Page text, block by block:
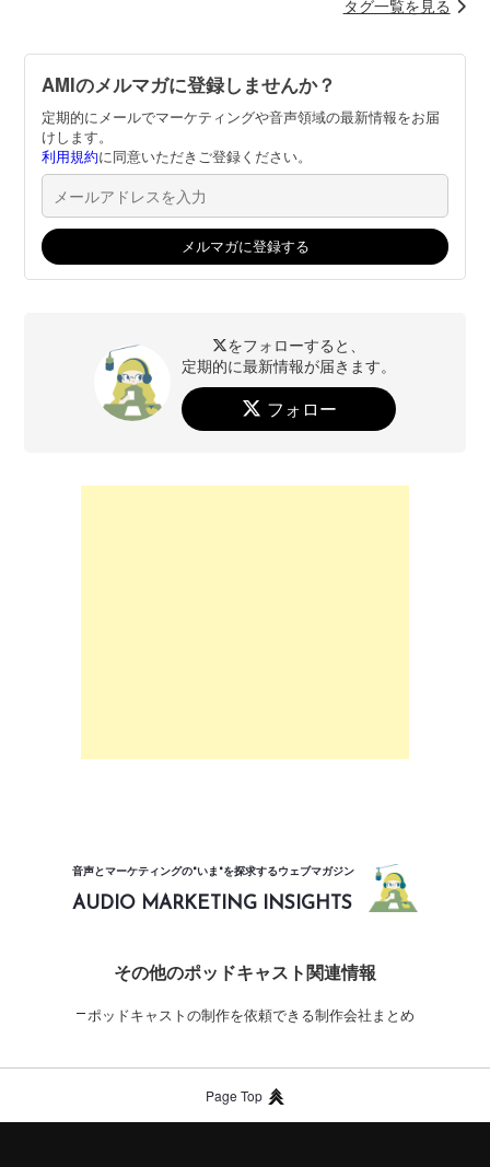
タグ一覧を見る
AMIのメルマガに登録しませんか？
定期的にメールでマーケティングや音声領域の最新情報をお届
けします。
利用規約に同意いただきご登録ください。
をフォローすると、
定期的に最新情報が届きます。
フォロー
音声とマーケティングの"いま"を探求するウェブマガジン
AUDIO MARKETING INSIGHTS
その他のポッドキャスト関連情報
ポッドキャストの制作を依頼できる制作会社まとめ
Page Top